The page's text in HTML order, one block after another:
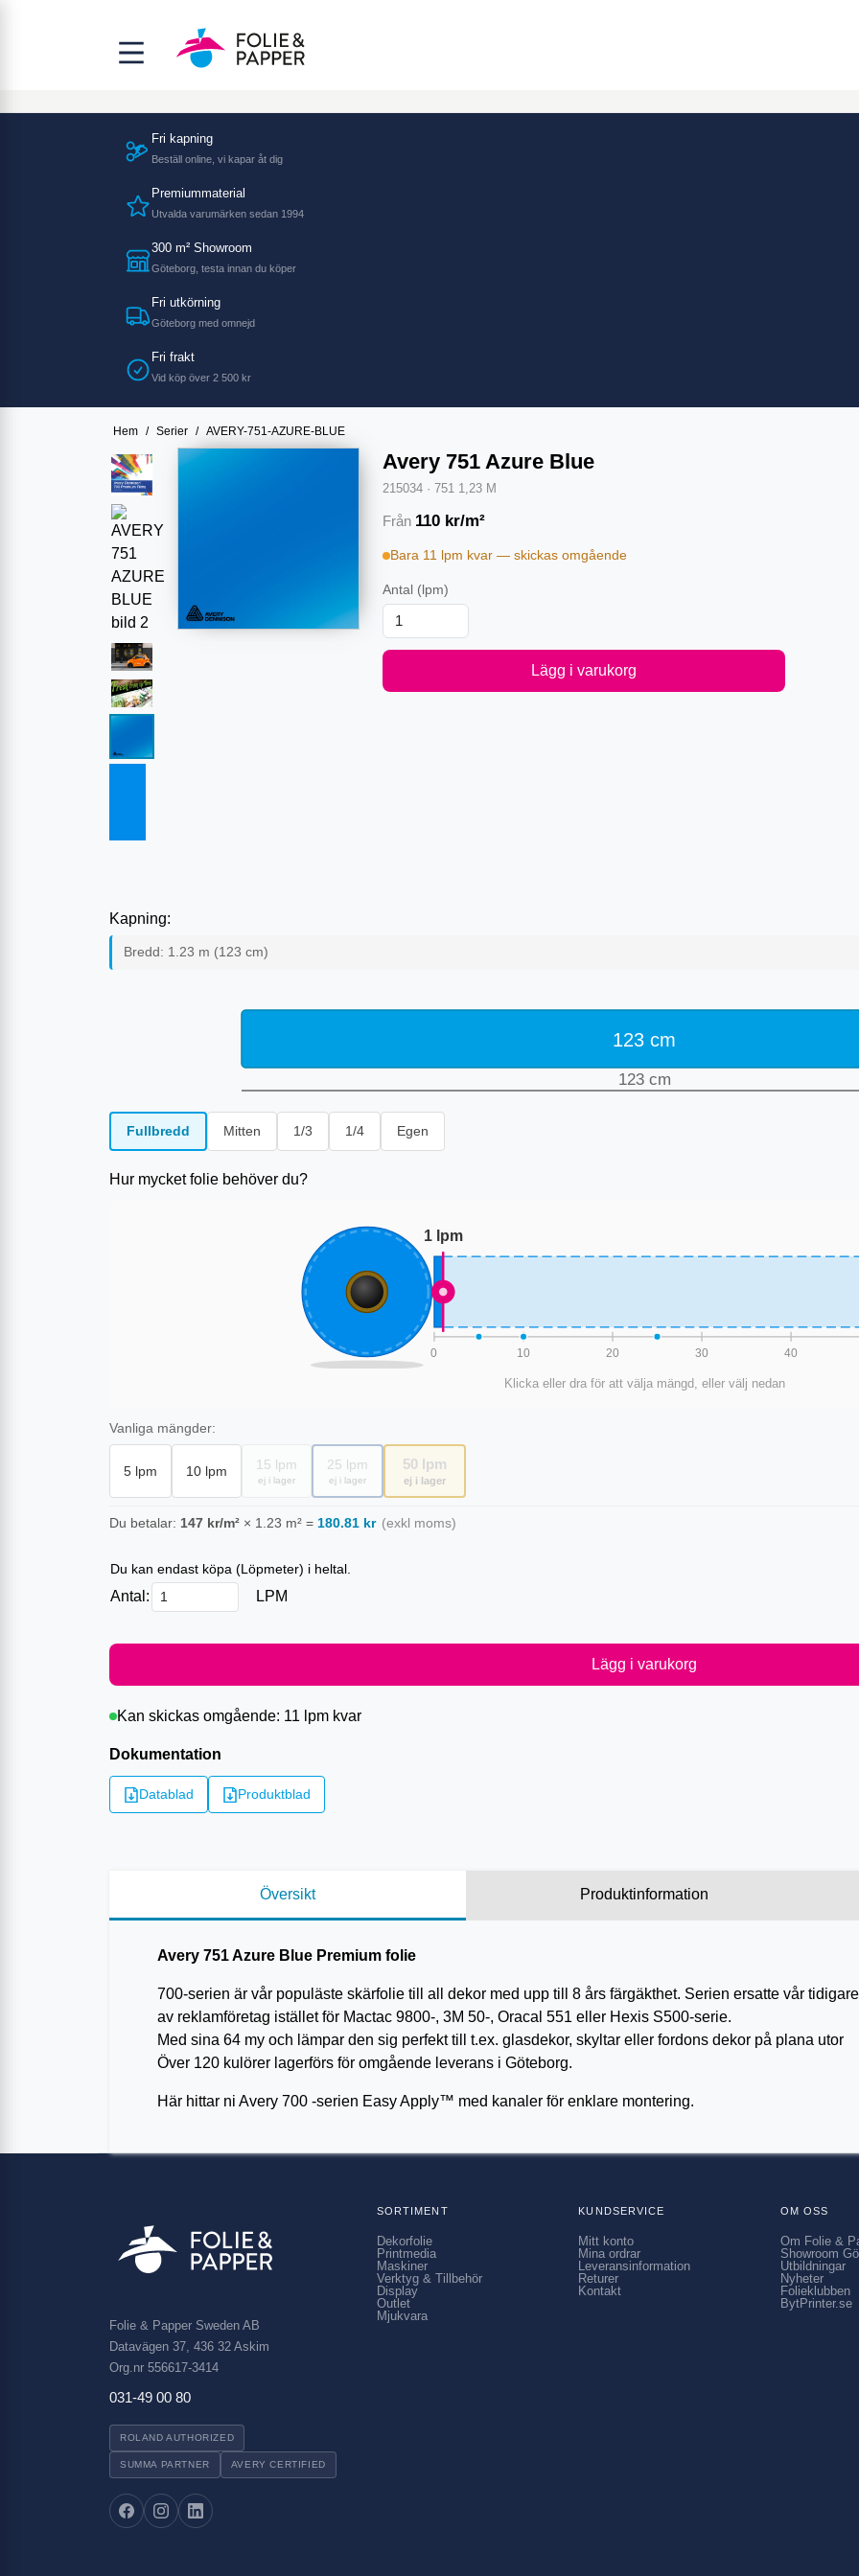
Fri kapning
Beställ online, vi kapar åt dig
Premiummaterial
Utvalda varumärken sedan 1994
300 m² Showroom
Göteborg, testa innan du köper
Fri utkörning
Göteborg med omnejd
Fri frakt
Vid köp över 2 500 kr
Hem / Serier / AVERY-751-AZURE-BLUE
Avery 751 Azure Blue
215034 · 751 1,23 M
Från 110 kr/m²
Bara 11 lpm kvar — skickas omgående
Antal (lpm)
Lägg i varukorg
Kapning:
Bredd: 1.23 m (123 cm)
123 cm
123cm
Fullbredd Mitten 1/3 1/4 Egen
Hur mycket folie behöver du?
1lpm
0 10 20 30 40
Klicka eller dra för att välja mängd, eller välj nedan
Vanliga mängder:
5 lpm 10 lpm 15 lpm
ej i lager
25 lpm
ej i lager
50 lpm
ej i lager
Du betalar: 147 kr/m² × 1.23 m² = 180.81 kr (exkl moms)
Du kan endast köpa (Löpmeter) i heltal.
Antal: LPM
Lägg i varukorg
Kan skickas omgående: 11 lpm kvar
Dokumentation
Datablad Produktblad
Översikt Produktinformation
Avery 751 Azure Blue Premium folie
700-serien är vår populäste skärfolie till all dekor med upp till 8 års färgäkthet. Serien ersatte vår
av reklamföretag istället för Mactac 9800-, 3M 50-, Oracal 551 eller Hexis S500-serie.
Med sina 64 my och lämpar den sig perfekt till t.ex. glasdekor, skyltar eller fordons dekor på plana utor
Över 120 kulörer lagerförs för omgående leverans i Göteborg.
Här hittar ni Avery 700 -serien Easy Apply™ med kanaler för enklare montering.
Folie & Papper Sweden AB
Datavägen 37, 436 32 Askim
Org.nr 556617-3414
031-49 00 80
ROLAND AUTHORIZED
SUMMA PARTNER AVERY CERTIFIED
SORTIMENT
Dekorfolie
Printmedia
Maskiner
Verktyg & Tillbehör
Display
Outlet
Mjukvara
KUNDSERVICE
Mitt konto
Mina ordrar
Leveransinformation
Returer
Kontakt
OM OSS
Om Folie &
Showroom
Utbildningar
Nyheter
Folieklubben
BytPrinter.se